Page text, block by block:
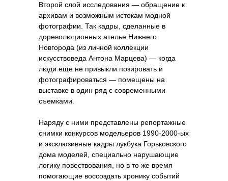
Второй слой исследования — обращение к
архивам и возможным истокам модной
фотографии. Так кадры, сделанные в
дореволюционных ателье Нижнего
Новгорода (из личной коллекции
искусствоведа Антона Марцева) — когда
люди еще не привыкли позировать и
фотографироваться — помещены на
выставке в один ряд с современными
съемками.
Наряду с ними представлены репортажные
снимки конкурсов модельеров 1990-2000-ых
и эксклюзивные кадры лукбука Горьковского
дома моделей, специально нарушающие
логику повествования, но в то же время
помогающие воссоздать хронику событий